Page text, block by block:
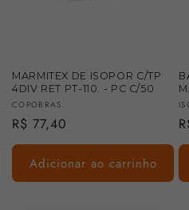
MARMITEX DE ISOPOR C/TP
4DIV RET PT-110. - PC C/50
Fornecedor:
COPOBRAS
Preço
normal
R$ 77,40
Adicionar ao carrinho